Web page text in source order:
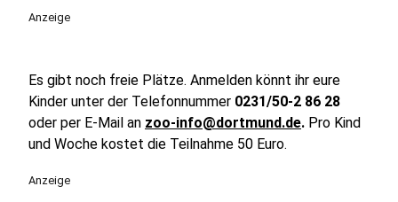
Anzeige
Es gibt noch freie Plätze. Anmelden könnt ihr eure
Kinder unter der Telefonnummer 0231/50-2 86 28
oder per E-Mail an zoo-info@dortmund.de. Pro Kind
und Woche kostet die Teilnahme 50 Euro.
Anzeige